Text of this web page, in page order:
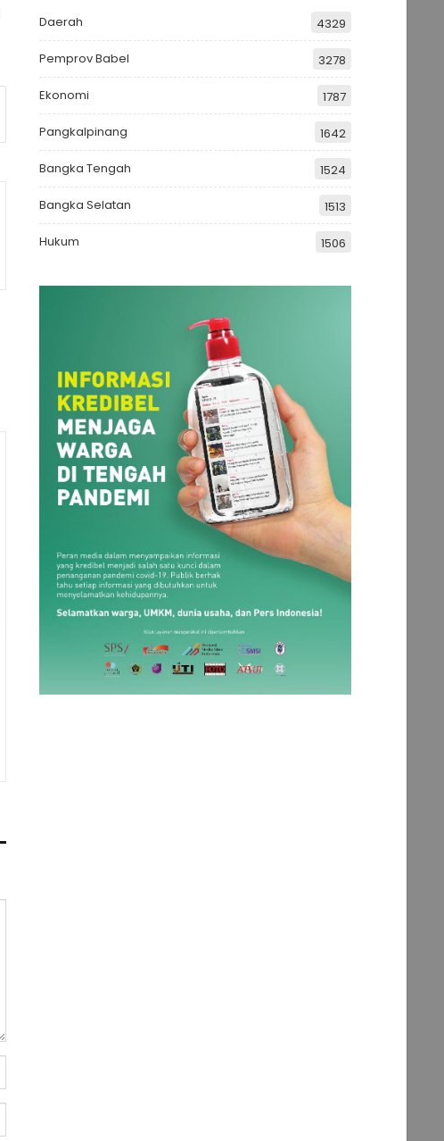
Daerah 4329
Pemprov Babel 3278
Ekonomi 1787
Pangkalpinang 1642
Bangka Tengah 1524
Bangka Selatan 1513
Hukum 1506